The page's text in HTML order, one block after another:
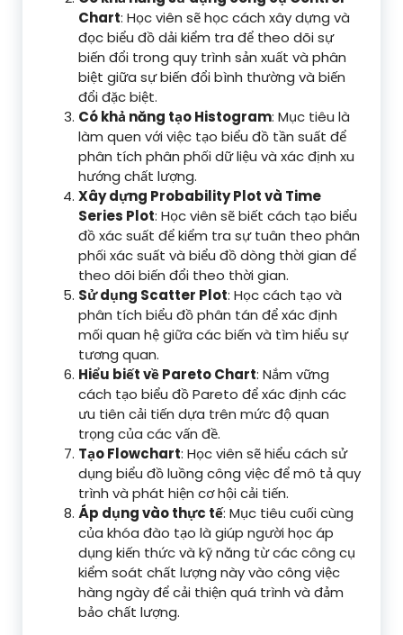
Chart: Học viên sẽ học cách xây dựng và
đọc biểu đồ dải kiểm tra để theo dõi sự
biến đổi trong quy trình sản xuất và phân
biệt giữa sự biến đổi bình thường và biến
đổi đặc biệt.
Có khả năng tạo Histogram: Mục tiêu là
làm quen với việc tạo biểu đồ tần suất để
phân tích phân phối dữ liệu và xác định xu
hướng chất lượng.
Xây dựng Probability Plot và Time
Series Plot: Học viên sẽ biết cách tạo biểu
đồ xác suất để kiểm tra sự tuân theo phân
phối xác suất và biểu đồ dòng thời gian để
theo dõi biến đổi theo thời gian.
Sử dụng Scatter Plot: Học cách tạo và
phân tích biểu đồ phân tán để xác định
mối quan hệ giữa các biến và tìm hiểu sự
tương quan.
Hiểu biết về Pareto Chart: Nắm vững
cách tạo biểu đồ Pareto để xác định các
ưu tiên cải tiến dựa trên mức độ quan
trọng của các vấn đề.
Tạo Flowchart: Học viên sẽ hiểu cách sử
dụng biểu đồ luồng công việc để mô tả quy
trình và phát hiện cơ hội cải tiến.
Áp dụng vào thực tế: Mục tiêu cuối cùng
của khóa đào tạo là giúp người học áp
dụng kiến thức và kỹ năng từ các công cụ
kiểm soát chất lượng này vào công việc
hàng ngày để cải thiện quá trình và đảm
bảo chất lượng.